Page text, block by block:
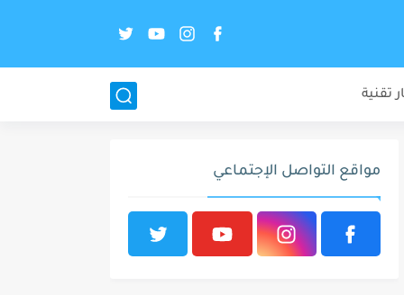
تقنية
مواقع التواصل الإجتماعي